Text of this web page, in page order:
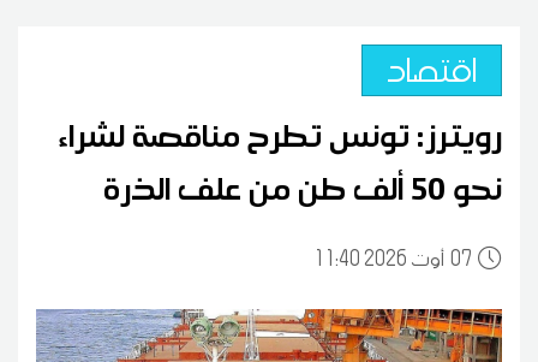
اقتصاد
رويترز: تونس تطرح مناقصة لشراء
نحو 50 ألف طن من علف الذرة
0711:40 2026 أوت